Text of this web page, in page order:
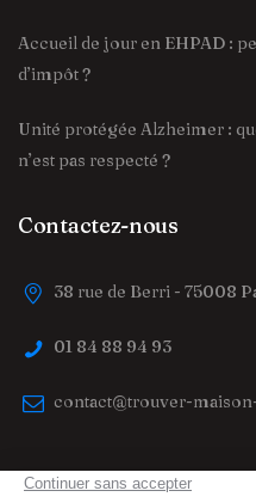
Accueil de jour en EHPAD :
d’impôt ?
Unité protégée Alzheimer :
n’est pas respecté ?
Contactez-nous
38 rue de Berri - 75008
01 84 88 94 93
contact@trouver-